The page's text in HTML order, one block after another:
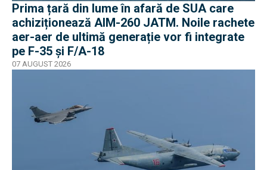
Prima țară din lume în afară de SUA care
achiziționează AIM-260 JATM. Noile rachete
aer-aer de ultimă generație vor fi integrate
pe F-35 și F/A-18
07 AUGUST 2026